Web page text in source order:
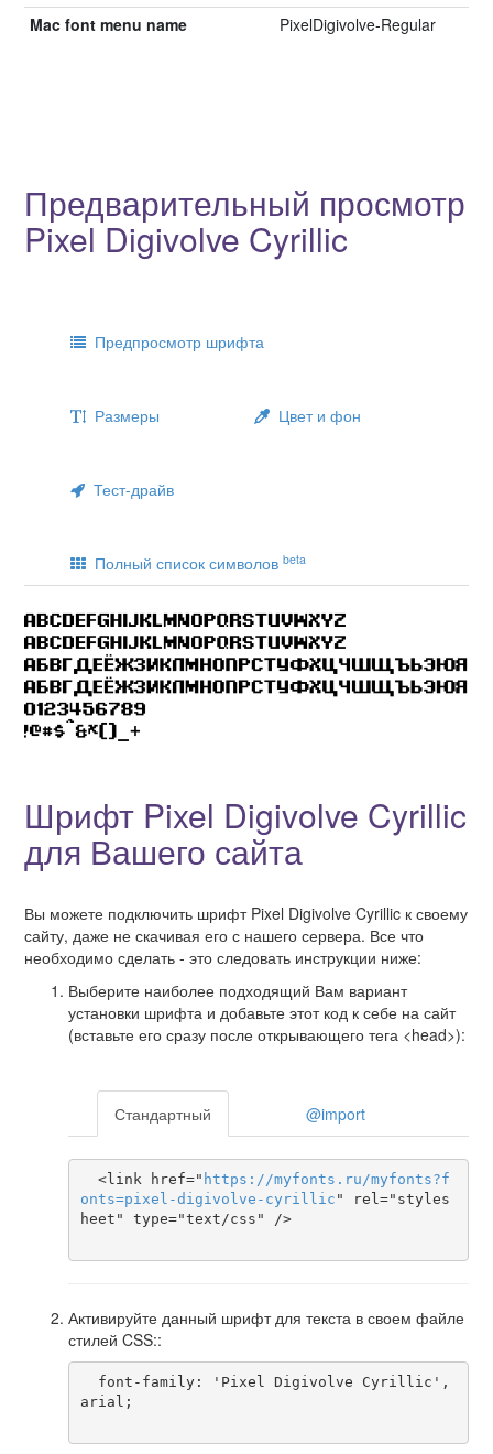
Mac font menu name
PixelDigivolve-Regular
Предварительный просмотр
Pixel Digivolve Cyrillic
Предпросмотр шрифта
Размеры Цвет и фон
Тест-драйв
Полный список символов beta
Шрифт Pixel Digivolve Cyrillic
для Вашего сайта
Вы можете подключить шрифт Pixel Digivolve Cyrillic к своему
сайту, даже не скачивая его с нашего сервера. Все что
необходимо сделать - это следовать инструкции ниже:
Выберите наиболее подходящий Вам вариант
установки шрифта и добавьте этот код к себе на сайт
(вставьте его сразу после открывающего тега <head>):
Стандартный @import
  <link href="
https ://myfonts . ru/myfonts?f
onts=pixel-digivolve-cyrillic " rel="styles
heet" type="text/css" />
Активируйте данный шрифт для текста в своем файле
стилей CSS::
arial;